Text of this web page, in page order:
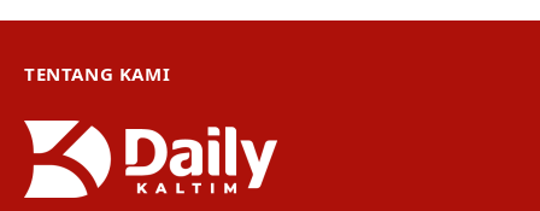
TENTANG KAMI